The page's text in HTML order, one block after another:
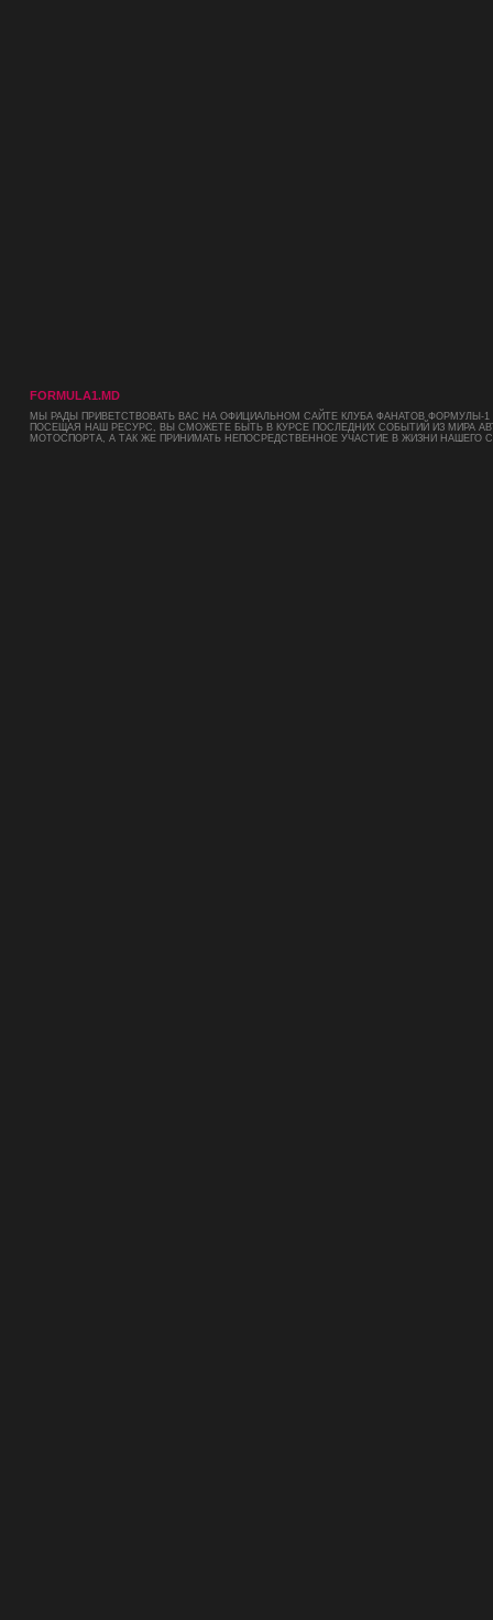
FORMULA1.MD
МЫ РАДЫ ПРИВЕТСТВОВАТЬ ВАС НА ОФИЦИАЛЬНОМ САЙТЕ КЛУБА ФАНАТОВ ФОРМУЛЫ-
ПОСЕЩАЯ НАШ РЕСУРС, ВЫ СМОЖЕТЕ БЫТЬ В КУРСЕ ПОСЛЕДНИХ СОБЫТИЙ ИЗ МИРА
МОТОСПОРТА, А ТАК ЖЕ ПРИНИМАТЬ НЕПОСРЕДСТВЕННОЕ УЧАСТИЕ В ЖИЗНИ НАШЕГО